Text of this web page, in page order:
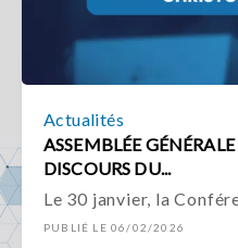
Actualités
ASSEMBLÉE
DISCOURS DU...
Le 30 janvier, la
PUBLIÉ LE 06/02/2026